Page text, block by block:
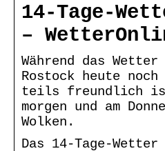
14-Tage-
–
Während das
Rostock heute
teils freundlich
morgen und am
Wolken.
Das 14-Tage-